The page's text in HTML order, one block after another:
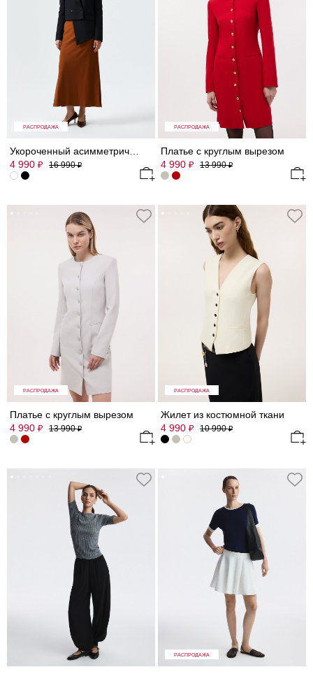
РАСПРОДАЖА
4 990 ₽ 16 990₽
РАСПРОДАЖА
Платье с круглым вырезом
4 990 ₽ 13 990₽
РАСПРОДАЖА
Платье с круглым вырезом
4 990 ₽ 13 990₽
РАСПРОДАЖА
Жилет из костюмной ткани
4 990 ₽ 10 990₽
РАСПРОДАЖА